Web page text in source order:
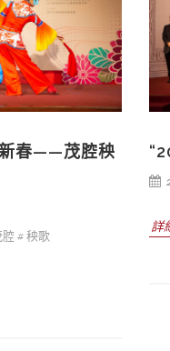
春——茂腔秧
# 秧歌
詳